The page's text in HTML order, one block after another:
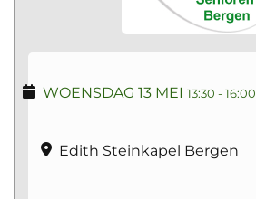
WOENSDAG 13 MEI 13:30 -16:00
Edith Steinkapel Bergen